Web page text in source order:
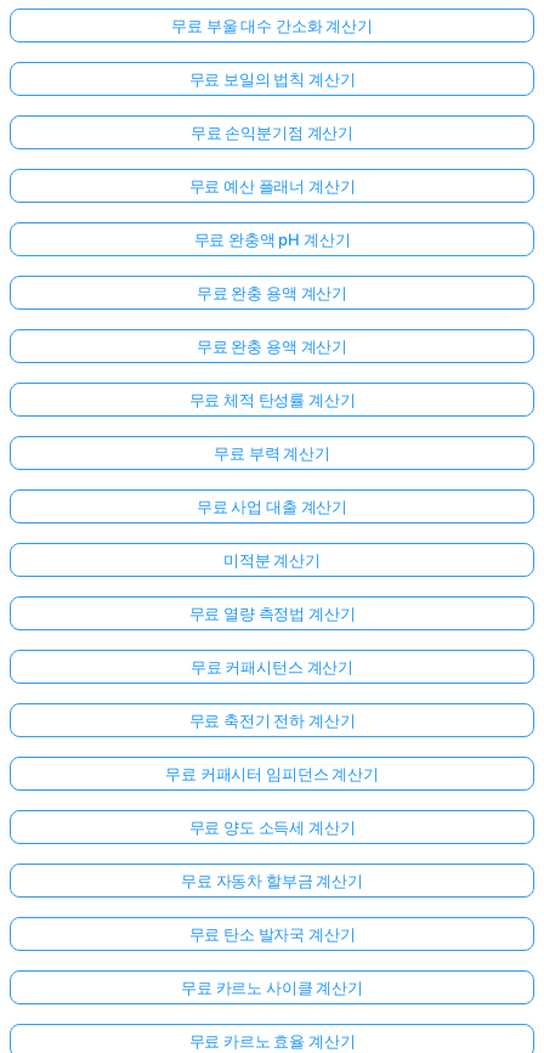
무료 부울 대수 간소화 계산기
무료 보일의 법칙 계산기
무료 손익분기점 계산기
무료 예산 플래너 계산기
무료 완충액 pH 계산기
무료 완충 용액 계산기
무료 완충 용액 계산기
무료 체적 탄성률 계산기
무료 부력 계산기
무료 사업 대출 계산기
미적분 계산기
무료 열량 측정법 계산기
무료 커패시턴스 계산기
무료 축전기 전하 계산기
무료 커패시터 임피던스 계산기
무료 양도 소득세 계산기
무료 자동차 할부금 계산기
무료 탄소 발자국 계산기
무료 카르노 사이클 계산기
무료 카르노 효율 계산기